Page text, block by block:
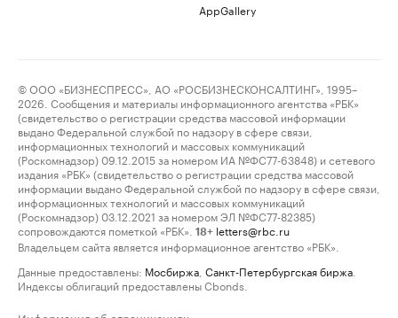
AppGallery
© ООО «БИЗНЕСПРЕСС», АО «РОСБИЗНЕСКОНСАЛТИНГ», 1995–
2026. Сообщения и материалы информационного агентства «РБК»
(свидетельство о регистрации средства массовой информации
выдано Федеральной службой по надзору в сфере связи,
информационных технологий и массовых коммуникаций
(Роскомнадзор) 09.12.2015 за номером ИА №ФС77-63848) и сетевого
издания «РБК» (свидетельство о регистрации средства массовой
информации выдано Федеральной службой по надзору в сфере связи,
информационных технологий и массовых коммуникаций
(Роскомнадзор) 03.12.2021 за номером ЭЛ №ФС77-82385)
сопровождаются пометкой «РБК».
18+ letters@rbc.ru
Владельцем сайта является информационное агентство «РБК».
Данные предоставлены: Мосбиржа Санкт-Петербургская биржа
Индексы облигаций предоставлены Cbonds.